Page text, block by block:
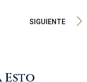
SIGUIENTE
Esto